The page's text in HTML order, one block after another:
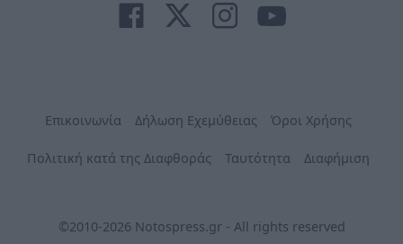
Επικοινωνία Δήλωση Εχεμύθειας Όροι Χρήσης
Πολιτική κατά της Διαφθοράς Ταυτότητα Διαφήμιση
©2010-2026 Notospress.gr - All rights reserved